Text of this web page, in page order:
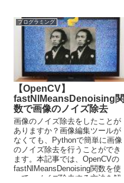
プログラミング
【OpenCV】
fastNlMeansDenoising関
数で画像のノイズ除去
画像のノイズ除去をしたことが
ありますか？画像編集ツールが
なくても、Pythonで簡単に画像
のノイズ除去を行うことができ
ます。本記事では、OpenCVの
fastNlMeansDenoising関数を使
って、ノイズ除去する方法を解